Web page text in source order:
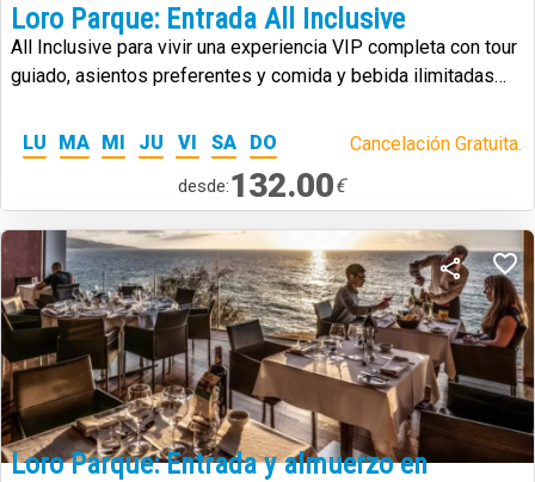
Loro Parque: Entrada All Inclusive
All Inclusive para vivir una experiencia VIP completa con tour
guiado, asientos preferentes y comida y bebida ilimitadas
LU
MA MI JU VI SA DO Cancelación Gratuita.
desde:132.00€
Loro Parque: Entrada y almuerzo en